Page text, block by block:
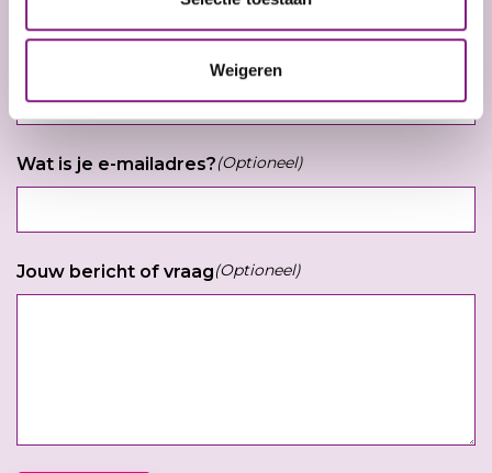
Weigeren
blank
Wat is je e-mailadres?(Optioneel)
Jouw bericht of vraag(Optioneel)